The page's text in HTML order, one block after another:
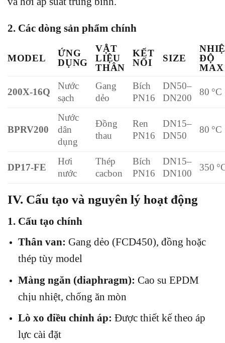
2. Các dòng sản phẩm chính
MODEL
ỨNG
DỤNG
VẬT
LIỆU
THÂN
KẾT
NỐI
SIZE
ĐỘ
MAX
200X‑16Q
Nước
sạch
Gang
dẻo
Bích
PN16
DN50–
DN200
80 °C
BPRV200
Nước
dân
dụng
Đồng
thau
Ren
PN16
DN15–
DN50
80 °C
DP17‑FE
Hơi
nước
Thép
cacbon
Bích
PN16
DN15–
DN100
350
IV. Cấu tạo và nguyên lý hoạt động
1. Cấu tạo chính
Thân van: Gang dẻo (FCD450), đồng hoặc
thép tùy model
Màng ngăn (diaphragm): Cao su EPDM
chịu nhiệt, chống ăn mòn
Lò xo điều chỉnh áp: Được thiết kế theo áp
lực cài đặt